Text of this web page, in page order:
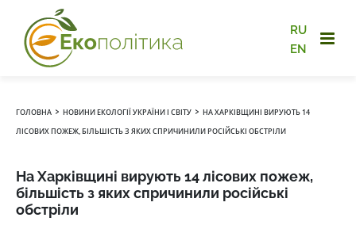
RU
EN
ГОЛОВНА › НОВИНИ ЕКОЛОГІЇ УКРАЇНИ І СВІТУ › НА ХАРКІВЩИНІ ВИРУЮТЬ 14
ЛІСОВИХ ПОЖЕЖ, БІЛЬШІСТЬ З ЯКИХ СПРИЧИНИЛИ РОСІЙСЬКІ ОБСТРІЛИ
На Харківщині вирують 14 лісових пожеж,
більшість з яких спричинили російські
обстріли